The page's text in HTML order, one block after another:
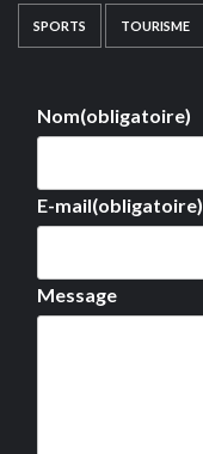
SPORTS TOURISME
Nom(obligatoire)
E-mail(obligatoire)
Message